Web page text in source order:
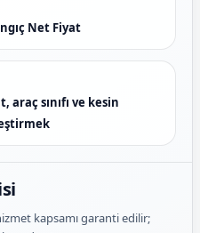
Net Fiyat
sınıfı ve kesin
kapsamı garanti edilir;